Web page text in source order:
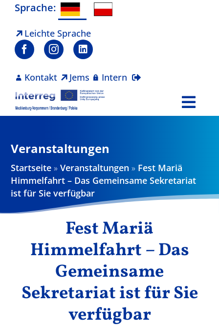
Zum
springen
Sprache:
Leichte Sprache
Kontakt Jems Intern
Projekte
Aktuelles
Ergebnisse
Veranstaltungen
Startseite »Veranstaltungen » Fest Mariä
Himmelfahrt – Das Gemeinsame Sekretariat
ist für Sie verfügbar
Fest Mariä
Himmelfahrt – Das
Gemeinsame
Sekretariat ist für Sie
verfügbar